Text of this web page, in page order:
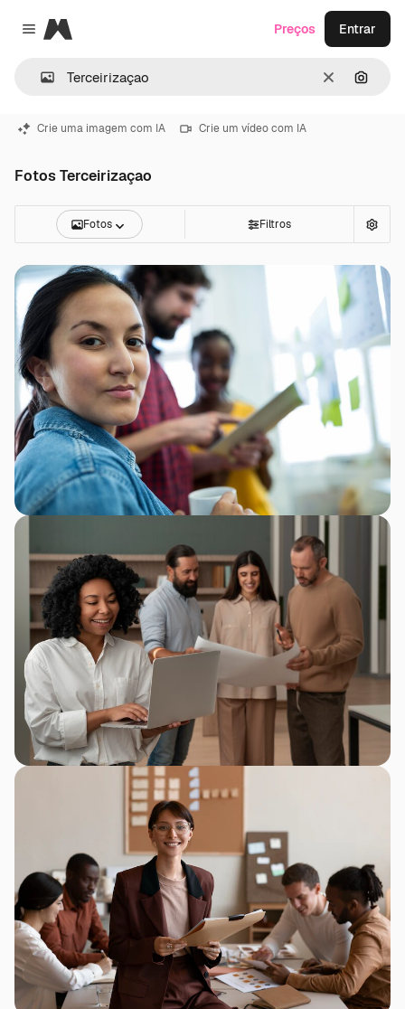
Close menu
Magnific
Limpar
Preços Entrar
Crie uma imagem com IA Crie um vídeo com IA
Fotos Terceirizaçao
Fotos Filtros